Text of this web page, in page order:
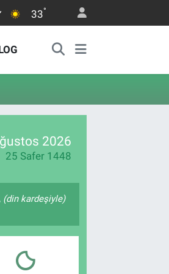
33°
2026
25 Safer 1448
(din kardeşiyle)